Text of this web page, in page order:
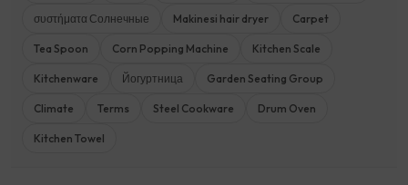
συστήματα Солнечные Makinesi hair dryer Carpet
Tea Spoon Corn Popping Machine Kitchen Scale
Kitchenware Йогуртница Garden Seating Group
Climate Terms Steel Cookware Drum Oven
Kitchen Towel